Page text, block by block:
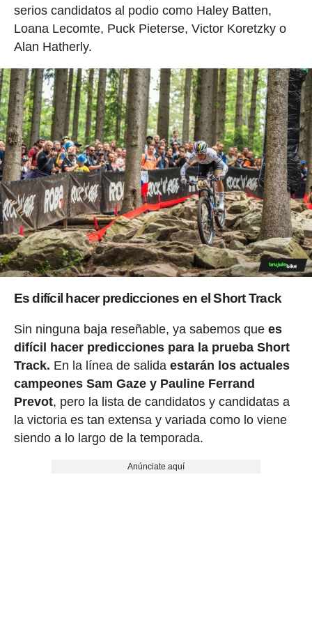
serios candidatos al podio como Haley Batten,
Loana Lecomte, Puck Pieterse, Victor Koretzky o
Alan Hatherly.
Es difícil hacer predicciones en el Short Track
Sin ninguna baja reseñable, ya sabemos que es
difícil hacer predicciones para la prueba Short
Track. En la línea de salida estarán los actuales
campeones Sam Gaze y Pauline Ferrand
Prevot, pero la lista de candidatos y candidatas a
la victoria es tan extensa y variada como lo viene
siendo a lo largo de la temporada.
Anúnciate aquí